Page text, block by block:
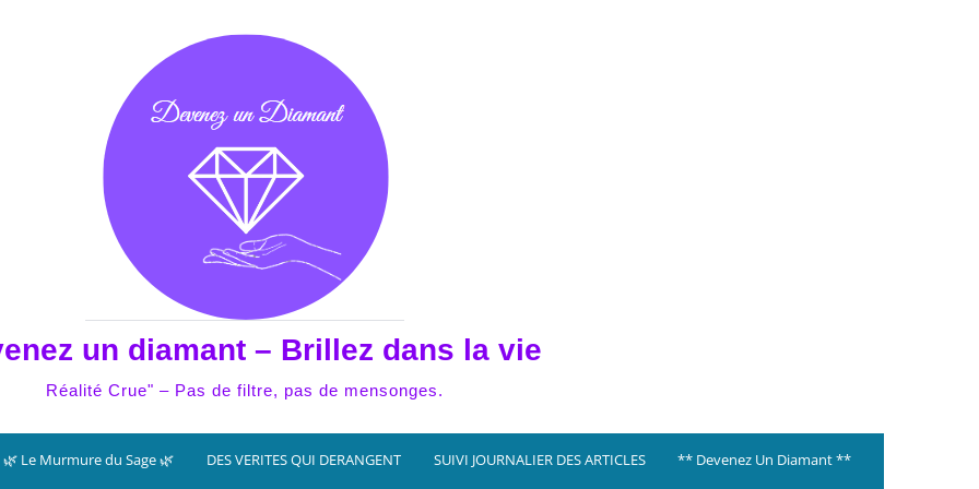
un diamant – Brillez dans la vie
Réalité Crue" – Pas de filtre, pas de mensonges.
🌿 Le Murmure du Sage 🌿 DES VERITES QUI DERANGENT SUIVI JOURNALIER DES ARTICLES ** Devenez Un Diamant **